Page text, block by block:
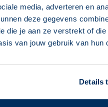
media, adverteren en
deze gegevens
die je aan ze verstrekt of die
van jouw gebruik van hun
Details